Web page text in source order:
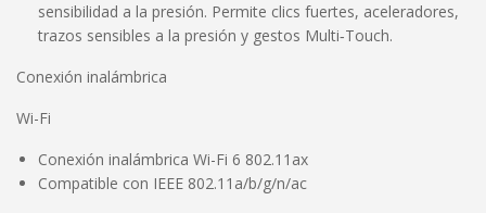
sensibilidad a la presión. Permite clics fuertes, aceleradores,
trazos sensibles a la presión y gestos Multi‑Touch.
Conexión inalámbrica
Wi-Fi
Conexión inalámbrica Wi-Fi 6 802.11ax
Compatible con IEEE 802.11a/b/g/n/ac